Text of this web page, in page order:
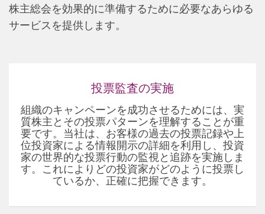
株主総会を効果的に準備するために必要なあらゆる
サービスを提供します。
投票監査の実施
組織のキャンペーンを成功させるためには、実
質株主とその投票パターンを理解することが重
要です。当社は、お客様の過去の投票記録や上
位投資家による情報開示の詳細を利用し、投資
家の世界的な投票行動の監視と追跡を実施しま
す。これによりどの投資家がどのように投票し
ているか、正確に把握できます。